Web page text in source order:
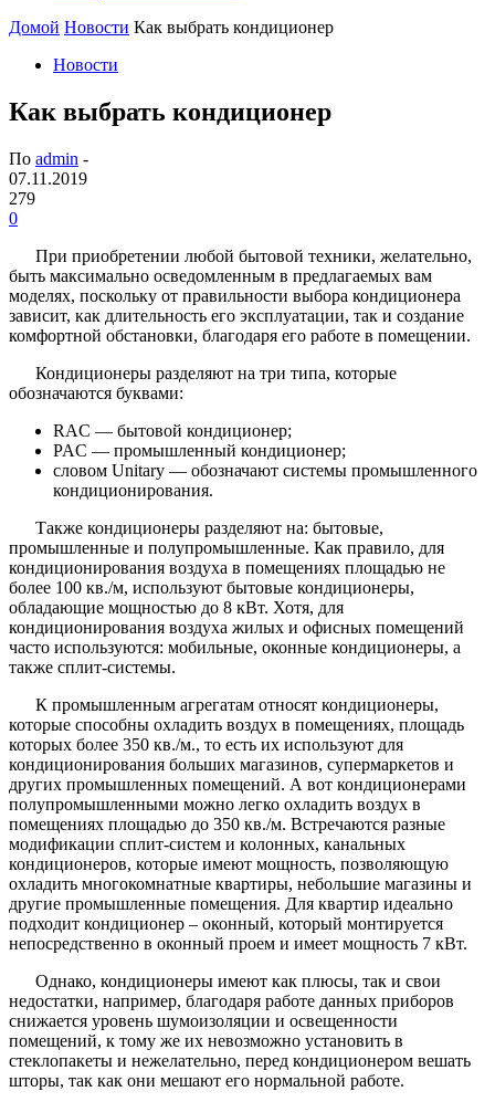
Домой Новости Как выбрать кондиционер
Новости
Как выбрать кондиционер
По admin -
07.11.2019
279
0
При приобретении любой бытовой техники, желательно,
быть максимально осведомленным в предлагаемых вам
моделях, поскольку от правильности выбора кондиционера
зависит, как длительность его эксплуатации, так и создание
комфортной обстановки, благодаря его работе в помещении.
Кондиционеры разделяют на три типа, которые
обозначаются буквами:
RAC — бытовой кондиционер;
PAC — промышленный кондиционер;
словом Unitary — обозначают системы промышленного
кондиционирования.
Также кондиционеры разделяют на: бытовые,
промышленные и полупромышленные. Как правило, для
кондиционирования воздуха в помещениях площадью не
более 100 кв./м, используют бытовые кондиционеры,
обладающие мощностью до 8 кВт. Хотя, для
кондиционирования воздуха жилых и офисных помещений
часто используются: мобильные, оконные кондиционеры, а
также сплит-системы.
К промышленным агрегатам относят кондиционеры,
которые способны охладить воздух в помещениях, площадь
которых более 350 кв./м., то есть их используют для
кондиционирования больших магазинов, супермаркетов и
других промышленных помещений. А вот кондиционерами
полупромышленными можно легко охладить воздух в
помещениях площадью до 350 кв./м. Встречаются разные
модификации сплит-систем и колонных, канальных
кондиционеров, которые имеют мощность, позволяющую
охладить многокомнатные квартиры, небольшие магазины и
другие промышленные помещения. Для квартир идеально
подходит кондиционер – оконный, который монтируется
непосредственно в оконный проем и имеет мощность 7 кВт.
Однако, кондиционеры имеют как плюсы, так и свои
недостатки, например, благодаря работе данных приборов
снижается уровень шумоизоляции и освещенности
помещений, к тому же их невозможно установить в
стеклопакеты и нежелательно, перед кондиционером вешать
шторы, так как они мешают его нормальной работе.